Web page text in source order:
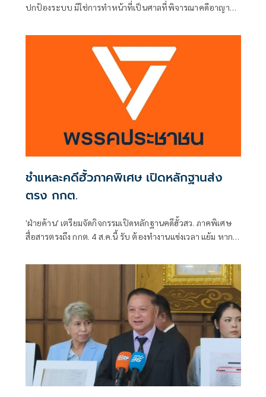
ปกป้องระบบ มิใช่การทำหน้าที่เป็นศาลที่พิจารณาคดีอาญา
ชำแหละคดีฮั้วภาคพิเศษ เปิดหลักฐานส่ง
ตรง กกต.
'ฝ่ายค้าน' เตรียมจัดกิจกรรมเปิดหลักฐานคดีฮั้วสว. ภาคพิเศษ
สื่อสารตรงถึง กกต. 4 ส.ค.นี้ รับ ต้องทำงานแข่งเวลา แย้ม หาก
การปฏิบัติหน้าที่หรือไม่